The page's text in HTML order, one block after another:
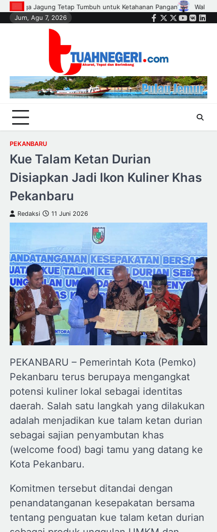
Skip
to
Kota Agung Nugroho Lantik Hampir Seribu Ketua RT, RW, dan
Jum, Agu 7, 2026
Facebook
Twitter
Instagram
Youtube
VK
PEKANBARU
Kue Talam Ketan Durian
Disiapkan Jadi Ikon Kuliner Khas
Pekanbaru
Redaksi 11 Juni 2026
PEKANBARU – Pemerintah Kota (Pemko)
Pekanbaru terus berupaya mengangkat
potensi kuliner lokal sebagai identitas
daerah. Salah satu langkah yang dilakukan
adalah menjadikan kue talam ketan durian
sebagai sajian penyambutan khas
(welcome food) bagi tamu yang datang ke
Kota Pekanbaru.
Komitmen tersebut ditandai dengan
penandatanganan kesepakatan bersama
tentang penguatan kue talam ketan durian